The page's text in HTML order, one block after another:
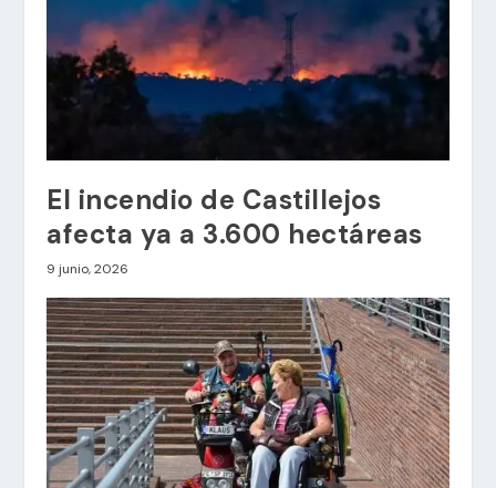
El incendio de Castillejos
afecta ya a 3.600 hectáreas
9 junio, 2026